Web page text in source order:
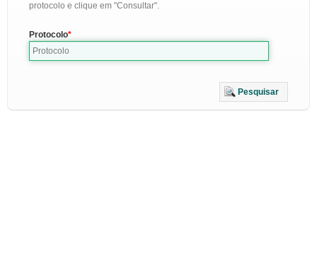
protocolo e clique em "Consultar".
Protocolo
Pesquisar